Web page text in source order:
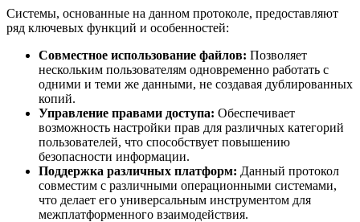
Системы, основанные на данном протоколе, предоставляют
ряд ключевых функций и особенностей:
Совместное использование файлов: Позволяет
нескольким пользователям одновременно работать с
одними и теми же данными, не создавая дублированных
копий.
Управление правами доступа: Обеспечивает
возможность настройки прав для различных категорий
пользователей, что способствует повышению
безопасности информации.
Поддержка различных платформ: Данный протокол
совместим с различными операционными системами,
что делает его универсальным инструментом для
межплатформенного взаимодействия.